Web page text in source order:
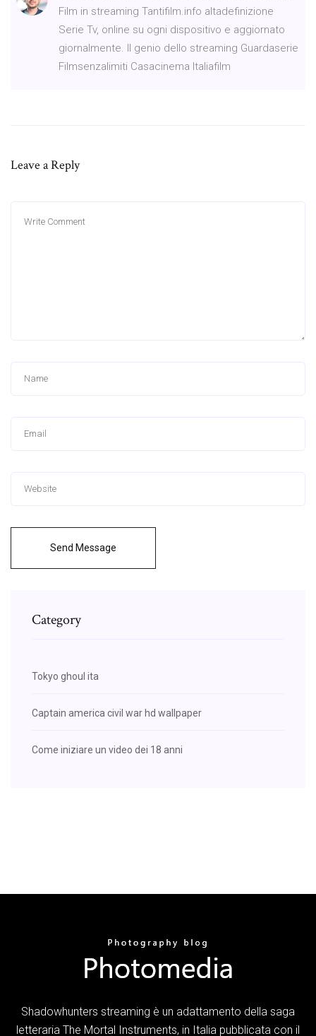
Film in streaming Tantifilm.info altadefinizione
Serie Tv, online su ogni dispositivo e aggiornato
giornalmente. Il genio dello streaming Guardaserie
Filmsenzalimiti Casacinema Italiafilm
Leave a Reply
Send Message
Category
Tokyo ghoul ita
Captain america civil war hd wallpaper
Come iniziare un video dei 18 anni
Shadowhunters streaming è un adattamento della saga
letteraria The Mortal Instruments, in Italia pubblicata con il